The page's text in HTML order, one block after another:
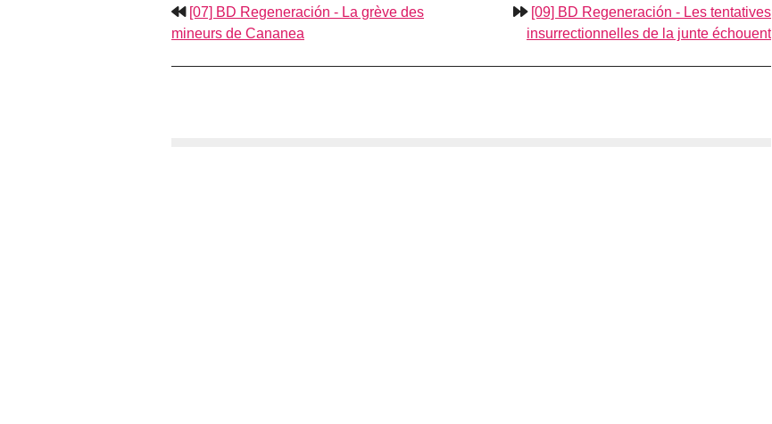
[07] BD Regeneración - La grève des
mineurs de Cananea
[09] BD Regeneración - Les tentatives
insurrectionnelles de la junte échouent